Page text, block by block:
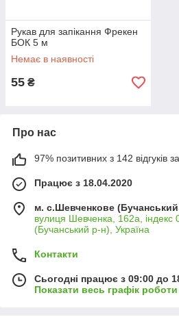
Рукав для запікання Фрекен
БОК 5 м
Немає в наявності
55 ₴
Про нас
97% позитивних з 142 відгуків
Працює з 18.04.2020
м. с.Шевченкове
вулиця Шевченка, 162а,
(Бучанський р-н), Україна
Контакти
Сьогодні працює з 09:00 до
Показати весь графік роботи